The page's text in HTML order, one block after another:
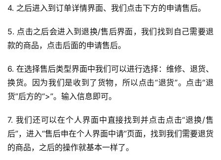
球
店
境
百
科
社
媒
营
销
4. 之后进入到订单详情界面、我们点击下方的申请售后。
5. 点击之后会进入到退换/售后界面，我们找到自己需要退
款的商品，点击后面的申请售后。
6. 在选择售后类型界面中我们可以进行选择：维修、退货、
换货。因为我们是收到了货物，所以点击“退货”。点击“退
货”后方的“>”。输入信息即可。
7. 我们还可以在个人界面中直接找到并点击点击“退换/售
后”，进入“售后申在个人界面中请”页面，找到我们需要退货
的商品，之后的操作就基本一样了。